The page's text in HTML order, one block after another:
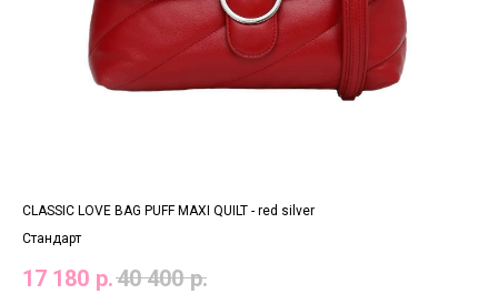
CLASSIC LOVE BAG PUFF MAXI QUILT - red silver
Стандарт
17 180 р.40 400 р.